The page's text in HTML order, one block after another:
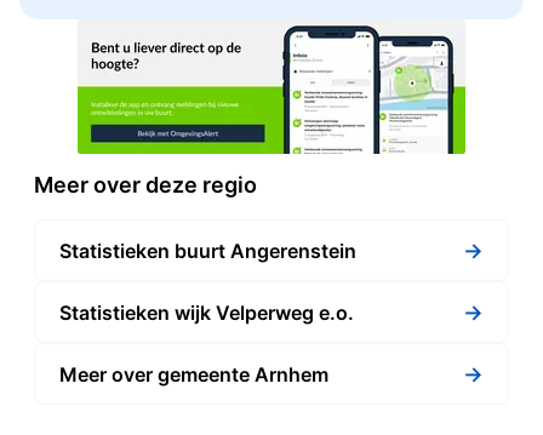
Meer over deze regio
Statistieken buurt Angerenstein →
Statistieken wijk Velperweg e.o. →
Meer over gemeente Arnhem →